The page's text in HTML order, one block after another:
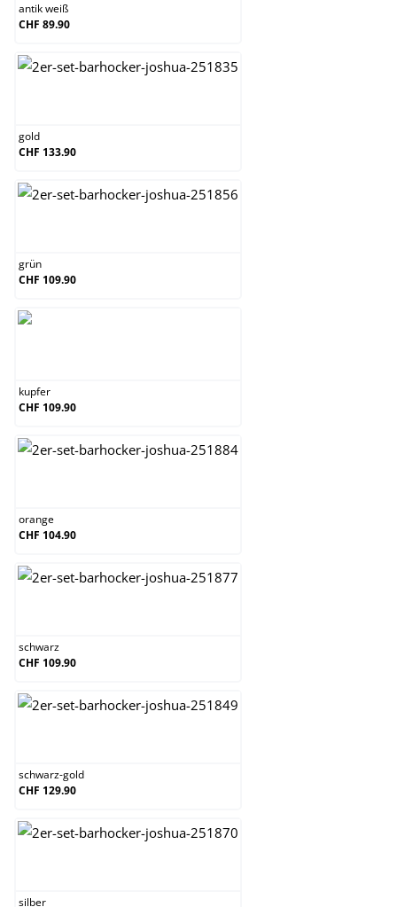
antik weiß
CHF 89.90
gold
CHF 133.90
grün
CHF 109.90
kupfer
CHF 109.90
orange
CHF 104.90
schwarz
CHF 109.90
schwarz-gold
CHF 129.90
silber